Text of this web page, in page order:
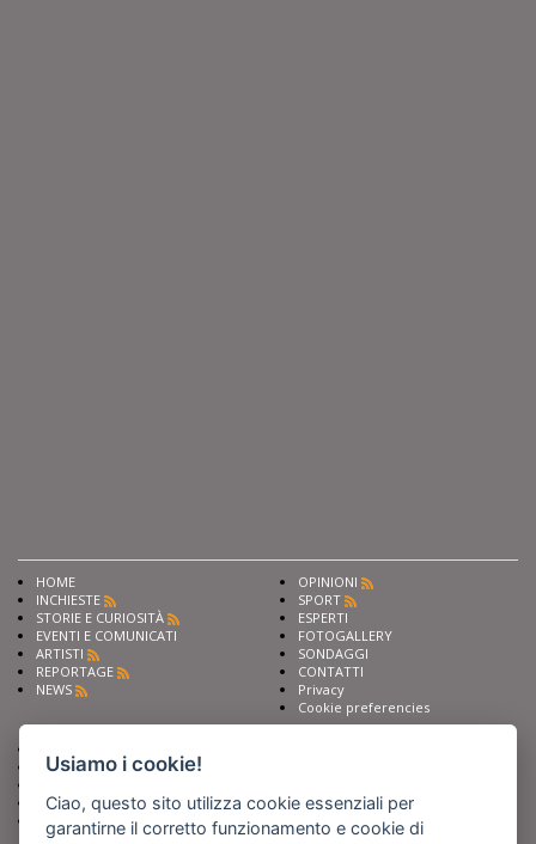
HOME
INCHIESTE
STORIE E CURIOSITÀ
EVENTI E COMUNICATI
ARTISTI
REPORTAGE
NEWS
OPINIONI
SPORT
ESPERTI
FOTOGALLERY
SONDAGGI
CONTATTI
Privacy
Cookie preferencies
Scrivi alla redazione
Sostieni Barinedita
Iscriviti al nostro corso di
giornalismo
Usiamo i cookie!
Ciao, questo sito utilizza cookie essenziali per
garantirne il corretto funzionamento e cookie di